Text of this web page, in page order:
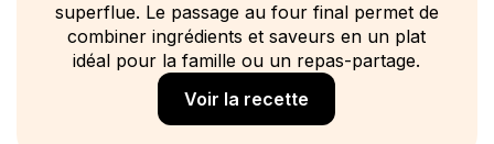
superflue. Le passage au four final permet de
combiner ingrédients et saveurs en un plat
idéal pour la famille ou un repas-partage.
Voir la recette